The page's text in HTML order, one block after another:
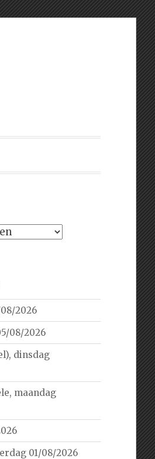
2026
08/2026
dinsdag
maandag
01/08/2026